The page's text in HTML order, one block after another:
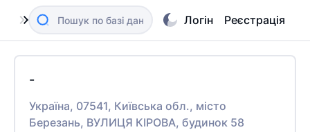
Логін Реєстрація
-
Україна, 07541, Київська обл., місто
Березань, ВУЛИЦЯ КІРОВА, будинок 58